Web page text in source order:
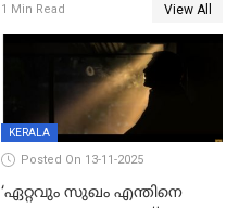
വിവാഹമോചിതയായെന്ന് മീര
വാസുദേവൻ
1 Min Read View All
KERALA
Posted On 13-11-2025
‘ഏറ്റവും സുഖം എന്തിനെ